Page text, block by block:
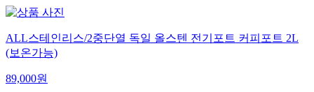
ALL스테인리스/2중단열 독일 올스텐 전기포트 커피포트 2L
(보온가능)
89,000원